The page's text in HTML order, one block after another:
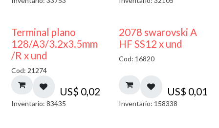
Terminal plano
128/A3/3.2x3.5mm
/R x und
Cod: 21274
US$ 0,02
Inventario: 83435
2078 swarovski A
HF SS12 x und
Cod: 16820
US$ 0,01
Inventario: 158338